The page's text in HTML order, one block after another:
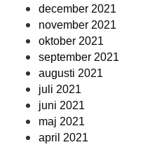
december 2021
november 2021
oktober 2021
september 2021
augusti 2021
juli 2021
juni 2021
maj 2021
april 2021